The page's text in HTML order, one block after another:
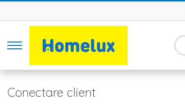
Conectare client